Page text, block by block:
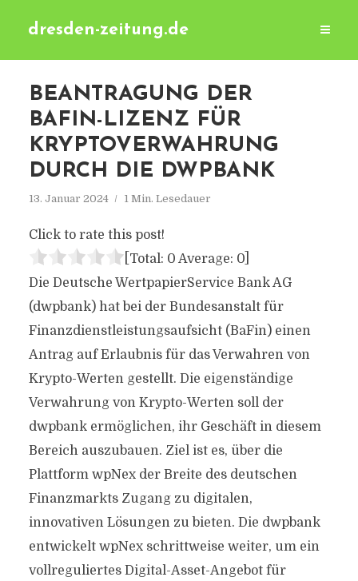
dresden-zeitung.de
BEANTRAGUNG DER
BAFIN-LIZENZ FÜR
KRYPTOVERWAHRUNG
DURCH DIE DWPBANK
13. Januar 2024 1 Min. Lesedauer
Click to rate this post!
[Total: 0 Average: 0]
Die Deutsche WertpapierService Bank AG
(dwpbank) hat bei der Bundesanstalt für
Finanzdienstleistungsaufsicht (BaFin) einen
Antrag auf Erlaubnis für das Verwahren von
Krypto-Werten gestellt. Die eigenständige
Verwahrung von Krypto-Werten soll der
dwpbank ermöglichen, ihr Geschäft in diesem
Bereich auszubauen. Ziel ist es, über die
Plattform wpNex der Breite des deutschen
Finanzmarkts Zugang zu digitalen,
innovativen Lösungen zu bieten. Die dwpbank
entwickelt wpNex schrittweise weiter, um ein
vollreguliertes Digital-Asset-Angebot für